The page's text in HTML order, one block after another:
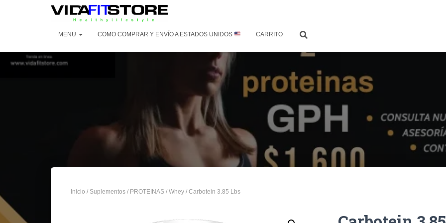
MENU COMO COMPRAR Y ENVÍO A ESTADOS UNIDOS CARRITO
Inicio / Suplementos / PROTEINAS / Whey / Carbotein 3.85 Lbs